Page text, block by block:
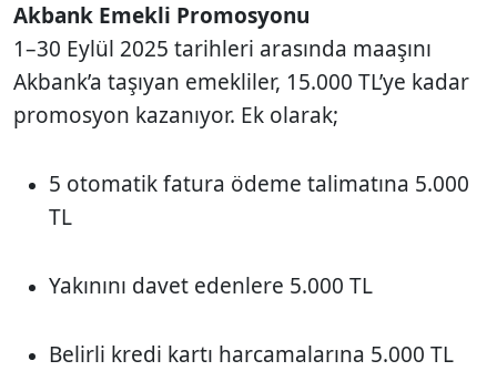
Akbank Emekli Promosyonu
1–30 Eylül 2025 tarihleri arasında maaşını
Akbank’a taşıyan emekliler, 15.000 TL’ye kadar
promosyon kazanıyor. Ek olarak;
5 otomatik fatura ödeme talimatına 5.000
TL
Yakınını davet edenlere 5.000 TL
Belirli kredi kartı harcamalarına 5.000 TL